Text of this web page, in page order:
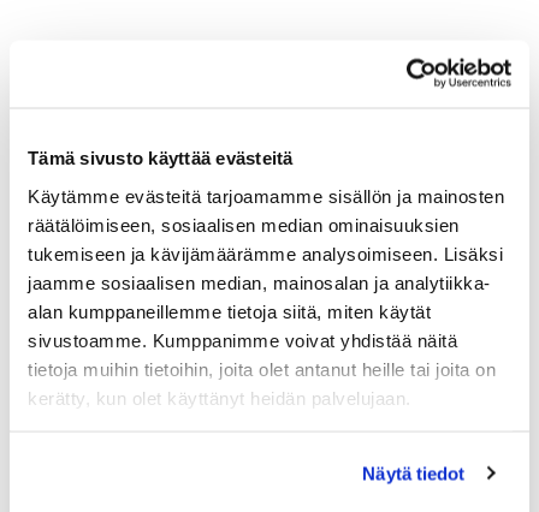
Tämä sivusto käyttää evästeitä
Käytämme evästeitä tarjoamamme sisällön ja mainosten
räätälöimiseen, sosiaalisen median ominaisuuksien
tukemiseen ja kävijämäärämme analysoimiseen. Lisäksi
jaamme sosiaalisen median, mainosalan ja analytiikka-
alan kumppaneillemme tietoja siitä, miten käytät
sivustoamme. Kumppanimme voivat yhdistää näitä
tietoja muihin tietoihin, joita olet antanut heille tai joita on
kerätty, kun olet käyttänyt heidän palvelujaan.
Näytä tiedot